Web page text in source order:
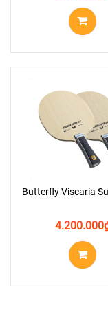
Butterfly Viscaria
4.200.000